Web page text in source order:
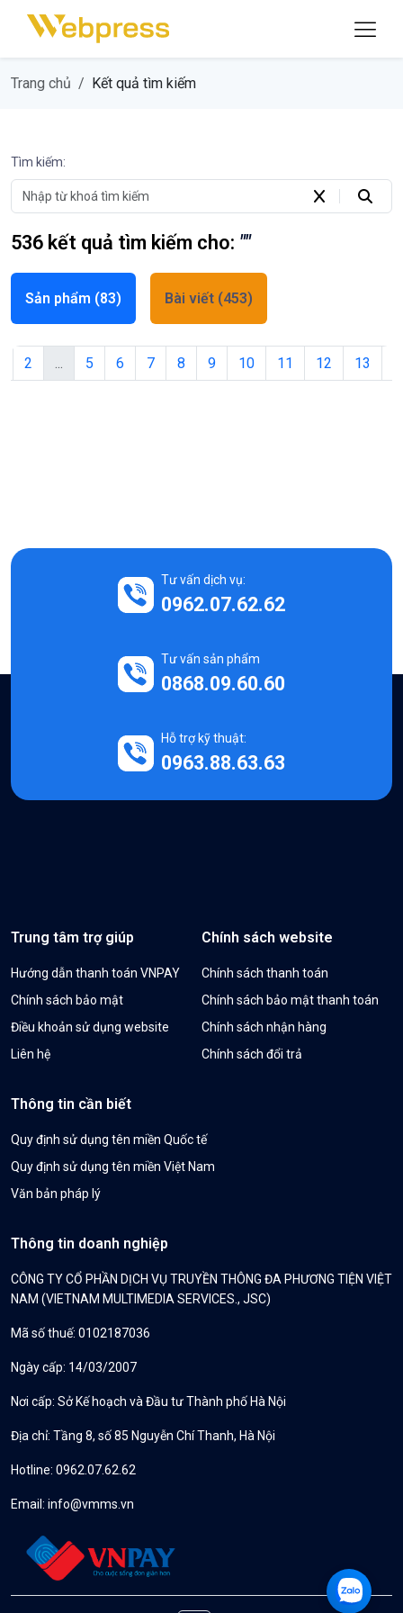
Trang chủ Kết quả tìm kiếm
Tìm kiếm:
536 kết quả tìm kiếm cho: ""
Sản phẩm (83) Bài viết (453)
2 ... 5 6 7 8 9 10 11 12 13
Tư vấn dịch vụ:
0962.07.62.62
Tư vấn sản phẩm
0868.09.60.60
Hỗ trợ kỹ thuật:
0963.88.63.63
Trung tâm trợ giúp
Hướng dẫn thanh toán VNPAY
Chính sách bảo mật
Điều khoản sử dụng website
Liên hệ
Chính sách website
Chính sách thanh toán
Chính sách bảo mật thanh toán
Chính sách nhận hàng
Chính sách đổi trả
Thông tin cần biết
Quy định sử dụng tên miền Quốc tế
Quy định sử dụng tên miền Việt Nam
Văn bản pháp lý
Thông tin doanh nghiệp
CÔNG TY CỔ PHẦN DỊCH VỤ TRUYỀN THÔNG ĐA PHƯƠNG TIỆN VIỆT
NAM (VIETNAM MULTIMEDIA SERVICES., JSC)
Mã số thuế: 0102187036
Ngày cấp: 14/03/2007
Nơi cấp: Sở Kế hoạch và Đầu tư Thành phố Hà Nội
Địa chỉ: Tầng 8, số 85 Nguyễn Chí Thanh, Hà Nội
Hotline: 0962.07.62.62
Email: info@vmms.vn